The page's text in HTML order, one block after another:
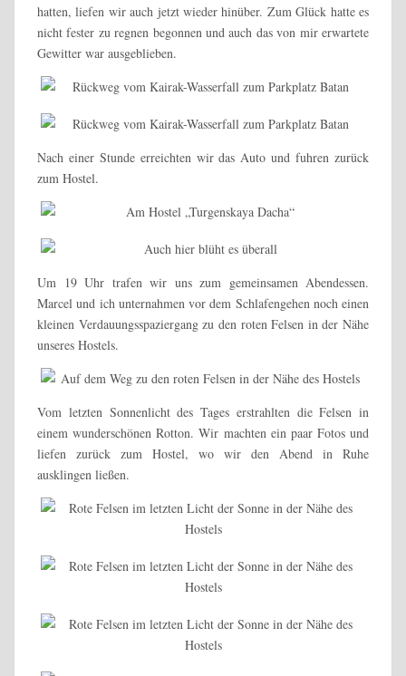
hatten, liefen wir auch jetzt wieder hinüber. Zum Glück hatte es
nicht fester zu regnen begonnen und auch das von mir erwartete
Gewitter war ausgeblieben.
Nach einer Stunde erreichten wir das Auto und fuhren zurück
zum Hostel.
Um 19 Uhr trafen wir uns zum gemeinsamen Abendessen.
Marcel und ich unternahmen vor dem Schlafengehen noch einen
kleinen Verdauungsspaziergang zu den roten Felsen in der Nähe
unseres Hostels.
Vom letzten Sonnenlicht des Tages erstrahlten die Felsen in
einem wunderschönen Rotton. Wir machten ein paar Fotos und
liefen zurück zum Hostel, wo wir den Abend in Ruhe
ausklingen ließen.